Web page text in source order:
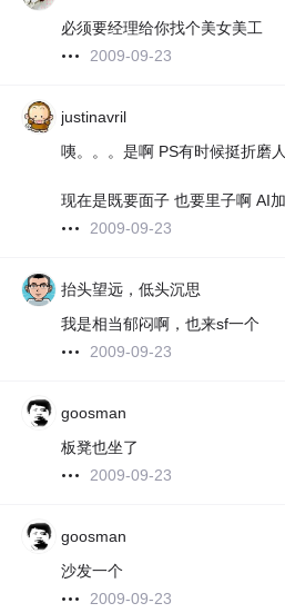
必须要经理给你找个美女美工
2009-09-23
justinavril
咦。。。是啊 PS有时候挺折磨
现在是既要面子 也要里子啊 AI
2009-09-23
抬头望远，低头沉思
我是相当郁闷啊，也来sf一个
2009-09-23
goosman
板凳也坐了
2009-09-23
goosman
沙发一个
2009-09-23